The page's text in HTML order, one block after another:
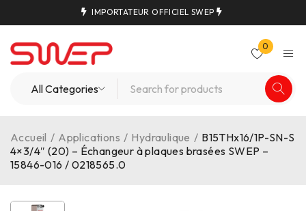
IMPORTATEUR OFFICIEL SWEP
0
Accueil / Applications / Hydraulique / B15THx16/1P-SN-S
4×3/4″ (20) – Échangeur à plaques brasées SWEP –
15846-016 / 0218565.0